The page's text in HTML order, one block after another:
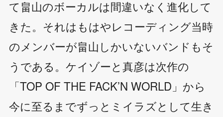
て畠山のボーカルは間違いなく進化して
きた。それはもはやレコーディング当時
のメンバーが畠山しかいないバンドもそ
うである。ケイゾーと真彦は次作の
「TOP OF THE FACK’N WORLD」から
今に至るまでずっとミイラズとして生き